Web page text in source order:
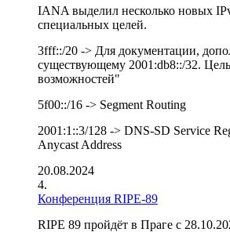
IANA выделил несколько новых
специальных целей.
3fff::/20 -> Для документации,
существующему 2001:db8::/32.
возможностей"
5f00::/16 -> Segment Routing
2001:1::3/128 -> DNS-SD Service
Anycast Address
20.08.2024
Конференция RIPE-89
RIPE 89 пройдёт в Праге с